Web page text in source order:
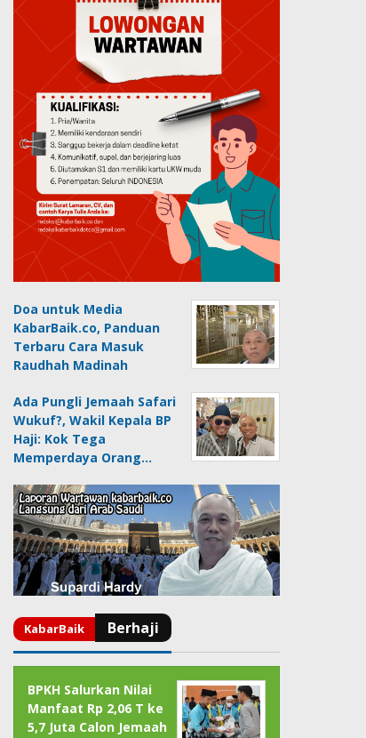
Doa untuk Media
KabarBaik.co, Panduan
Terbaru Cara Masuk
Raudhah Madinah
Ada Pungli Jemaah Safari
Wukuf?, Wakil Kepala BP
Haji: Kok Tega
Memperdaya Orang…
BPKH Salurkan Nilai
Manfaat Rp 2,06 T ke
5,7 Juta Calon Jemaah